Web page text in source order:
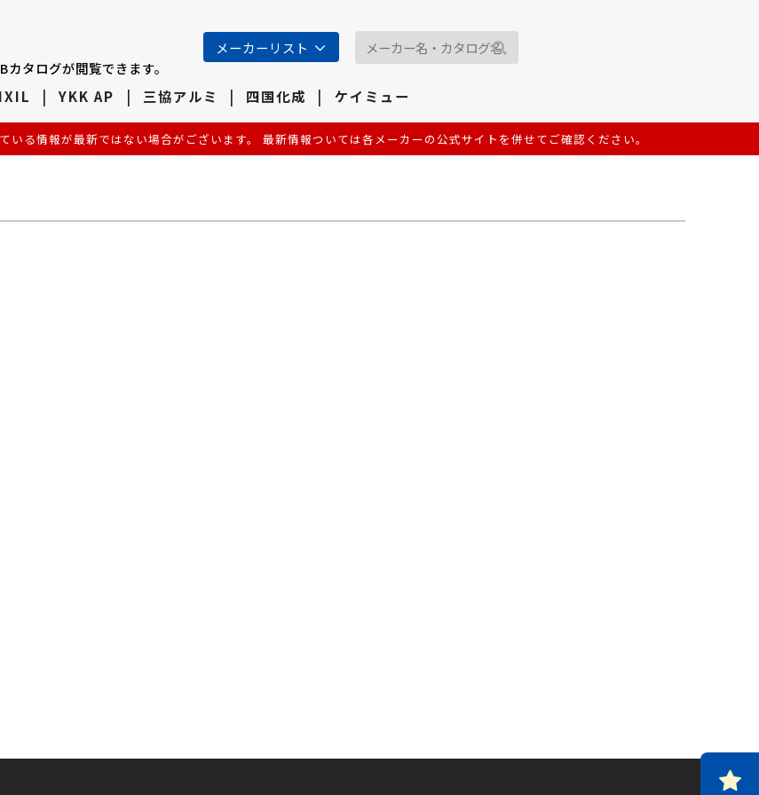
タログが閲覧できます。
メーカーリスト
YKK AP 三協アルミ 四国化成 ケイミュー
る情報が最新ではない場合がございます。 最新情報ついては各メーカーの公式サイトを併せてご確認ください。